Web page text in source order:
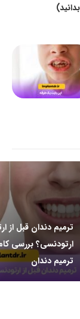
ترمیم دندان قبل از
ارتودنسی؟ بررسی
ترمیم دندان